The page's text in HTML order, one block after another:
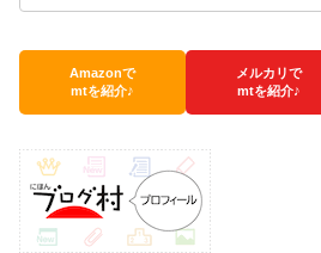
Amazonで
mtを紹介♪
メルカリで
mtを紹介♪